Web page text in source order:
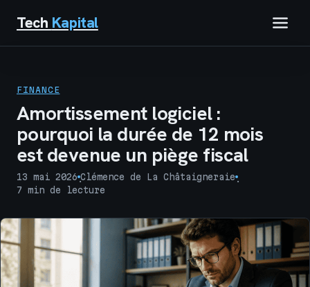
Tech Kapital
BUSINESS
MARKETING
FINANCE
Amortissement logiciel :
pourquoi la durée de 12 mois
est devenue un piège fiscal
13 mai 2026
·
Clémence de La Châtaigneraie
·
7 min de lecture